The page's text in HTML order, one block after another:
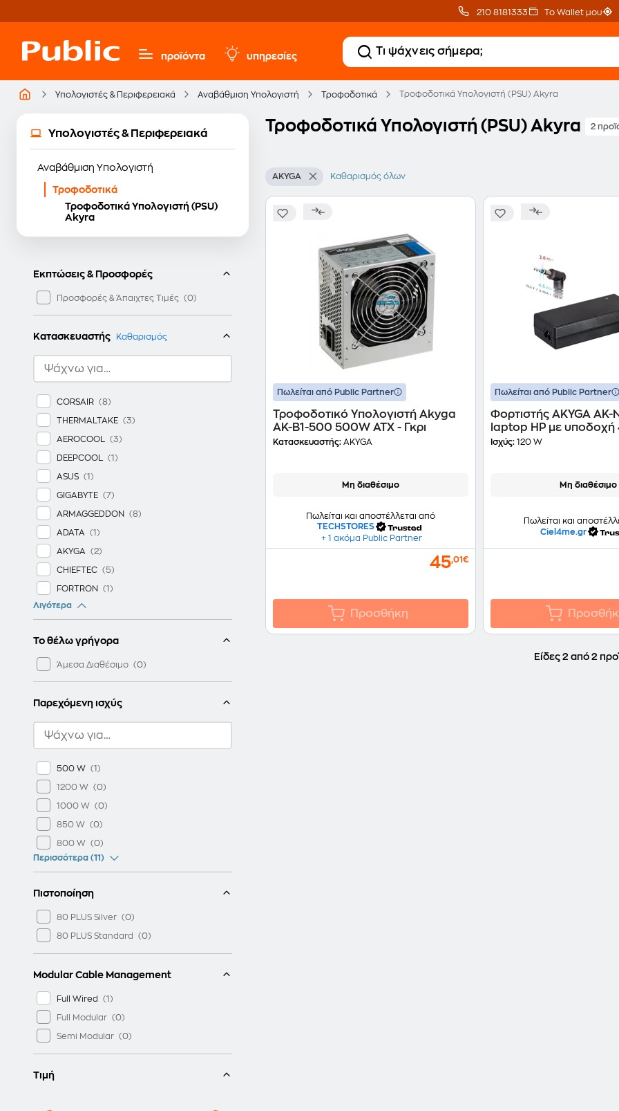
210 8181333 Το Wallet μου
προϊόντα υπηρεσίες
Υπολογιστές & Περιφερειακά Αναβάθμιση Υπολογιστή Τροφοδοτικά Τροφοδοτικά Υπολογιστή (PSU) Akyra
Υπολογιστές & Περιφερειακά
Αναβάθμιση Υπολογιστή
Τροφοδοτικά
Τροφοδοτικά Υπολογιστή (PSU)
Akyra
Εκπτώσεις & Προσφορές
Προσφορές & Άπαιχτες Τιμές
Κατασκευαστής Καθαρισμός
CORSAIR
THERMALTAKE
AEROCOOL
DEEPCOOL
ASUS
GIGABYTE
ARMAGGEDDON
ADATA
AKYGA
CHIEFTEC
FORTRON
IBOX
LAMTECH
NOD
POWERTECH
SEASONIC
WHITE SHARK
Λιγότερα
Το θέλω γρήγορα
Άμεσα Διαθέσιμο
Παρεχόμενη ισχύς
500 W
1200 W
1000 W
850 W
800 W
Περισσότερα (11)
Πιστοποίηση
80 PLUS Silver
80 PLUS Standard
Modular Cable Management
Full Wired
Full Modular
Semi Modular
Τιμή
Τροφοδοτικά Υπολογιστή (PSU) Akyra 2
AKYGA Καθαρισμός όλων
Πωλείται από Public Partner
Τροφοδοτικό Υπολογιστή Akyga
AK-B1-500 500W ATX - Γκρι
Κατασκευαστής: AKYGA
Μη διαθέσιμο
Πωλείται και αποστέλλεται από
TECHSTORES
+ 1 ακόμα Public Partner
45,01€
Προσθήκη
Πωλείται από Public Partner
Φορτιστής AKYGA AK-
laptop HP με υποδοχή
- 120 W
Ισχύς: 120 W
Μη διαθέσιμο
Πωλείται και
Ciel4me.gr
Είδες 2 από 2